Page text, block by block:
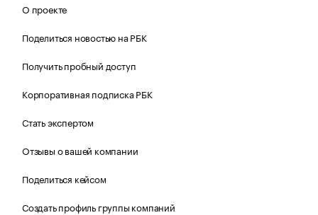
О проекте
Поделиться новостью на РБК
Получить пробный доступ
Корпоративная подписка РБК
Стать экспертом
Отзывы о вашей компании
Поделиться кейсом
Создать профиль группы компаний